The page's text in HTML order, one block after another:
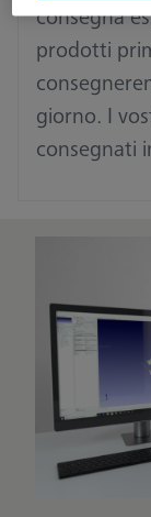
consegna
prodotti
giorno. I
consegnati